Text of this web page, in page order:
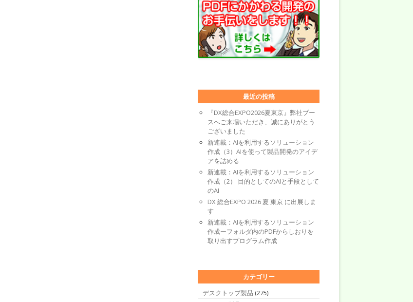
最近の投稿
『DX総合EXPO2026夏東京』弊社ブー
スへご来場いただき、誠にありがとう
ございました
新連載：AIを利用するソリューション
作成（3）AIを使って製品開発のアイデ
アを詰める
新連載：AIを利用するソリューション
作成（2） 目的としてのAIと手段として
のAI
DX 総合EXPO 2026 夏 東京 に出展しま
す
新連載：AIを利用するソリューション
作成ーフォルダ内のPDFからしおりを
取り出すプログラム作成
カテゴリー
デスクトップ製品 (275)